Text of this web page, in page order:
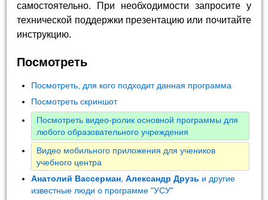
самостоятельно. При необходимости запросите у
технической поддержки презентацию или почитайте
инструкцию.
Посмотреть
Посмотреть, для кого подходит данная программа
Посмотреть скриншот
Посмотреть видео-ролик основной программы для
любого образовательного учреждения
Видео мобильного приложения для учеников
учебного центра
Анатолий Вассерман ,Александр Друзь и другие
известные люди о программе "УСУ"